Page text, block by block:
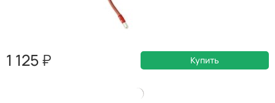
1 125 Купить